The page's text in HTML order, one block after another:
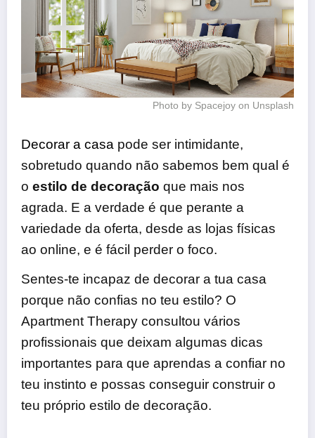
Photo by Spacejoy on Unsplash
Decorar a casa pode ser intimidante,
sobretudo quando não sabemos bem qual é
o estilo de decoração que mais nos
agrada. E a verdade é que perante a
variedade da oferta, desde as lojas físicas
ao online, e é fácil perder o foco.
Sentes-te incapaz de decorar a tua casa
porque não confias no teu estilo? O
Apartment Therapy consultou vários
profissionais que deixam algumas dicas
importantes para que aprendas a confiar no
teu instinto e possas conseguir construir o
teu próprio estilo de decoração.